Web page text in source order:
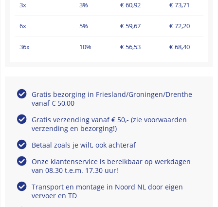
3x 3% €60,92 €73,71
6x 5% € 59,67 €72,20
36x 10% € 56,53 €68,40
Gratis bezorging in Friesland/Groningen/Drenthe
vanaf € 50,00
Gratis verzending vanaf € 50,- (zie voorwaarden
verzending en bezorging!)
Betaal zoals je wilt, ook achteraf
Onze klantenservice is bereikbaar op werkdagen
van 08.30 t.e.m. 17.30 uur!
Transport en montage in Noord NL door eigen
vervoer en TD